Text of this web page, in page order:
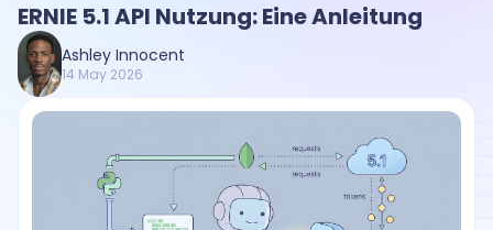
ERNIE 5.1 API Nutzung: Eine Anleitung
Ashley Innocent
14 May 2026